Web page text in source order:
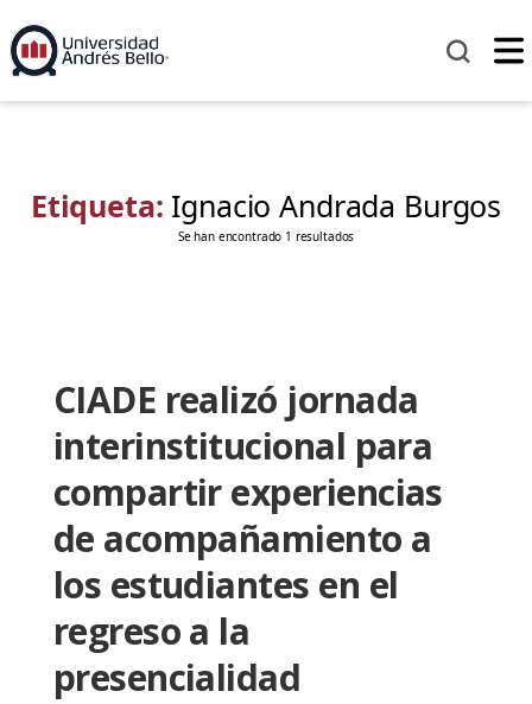
Etiqueta: Ignacio Andrada Burgos
Se han encontrado 1 resultados
CIADE realizó jornada
interinstitucional para
compartir experiencias
de acompañamiento a
los estudiantes en el
regreso a la
presencialidad